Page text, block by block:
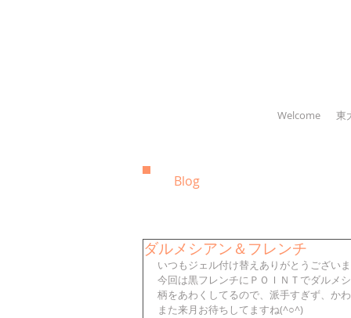
Welcome 東
Blog
ダルメシアン＆フレンチ
いつもジェル付け替えありがとうござい
今回は黒フレンチにＰＯＩＮＴでダルメ
柄をあわくしてるので、派手すぎず、か
また来月お待ちしてますね(^○^)